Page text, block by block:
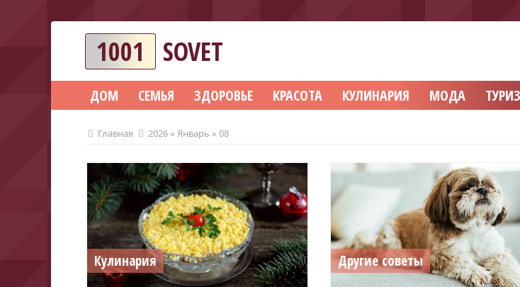
1001 SOVET
ДОМ СЕМЬЯ ЗДОРОВЬЕ КРАСОТА КУЛИНАРИЯ МОДА
Главная 2026 » Январь » 08
Кулинария Другие советы